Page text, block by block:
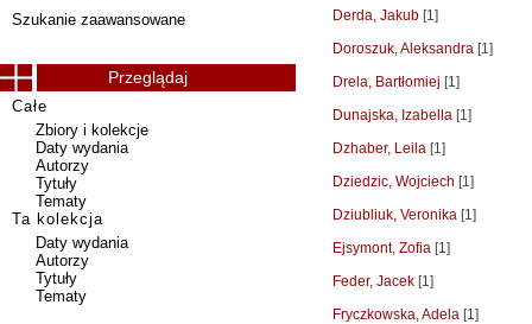
Derda, Jakub [1]
Doroszuk, Aleksandra [1]
Drela, Bartłomiej [1]
Dunajska, Izabella [1]
Dzhaber, Leila [1]
Dziedzic, Wojciech [1]
Dziubliuk, Veronika [1]
Ejsymont, Zofia [1]
Feder, Jacek [1]
Fryczkowska, Adela [1]
Szukanie zaawansowane
Przeglądaj
Całe
Zbiory i kolekcje
Daty wydania
Autorzy
Tytuły
Tematy
Ta kolekcja
Daty wydania
Autorzy
Tytuły
Tematy